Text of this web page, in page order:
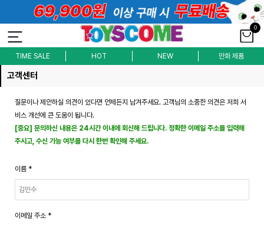
0
TIME SALE HOT NEW 만화 제품
고객센터
질문이나 제안하실 의견이 있다면 언제든지 남겨주세요. 고객님의 소중한 의견은 저희 서
비스 개선에 큰 도움이 됩니다.
[중요] 문의하신 내용은 24시간 이내에 회신해 드립니다. 정확한 이메일 주소를 입력해
주시고, 수신 가능 여부를 다시 한번 확인해 주세요.
이름 *
이메일 주소 *